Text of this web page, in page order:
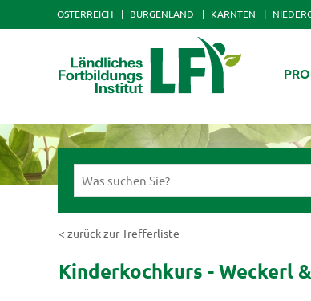
ÖSTERREICH BURGENLAND KÄRNTEN
< zurück zur Trefferliste
Kinderkochkurs - Weckerl